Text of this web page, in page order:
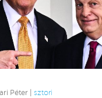
Péter | sztori